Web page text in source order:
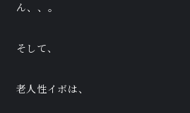
ん、、。
そして、
老人性イボは、